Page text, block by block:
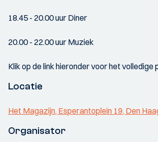
18.45 - 20.00 uur Diner
20.00 - 22.00 uur Muziek
Klik op de link hieronder voor het volledige
Locatie
Het Magazijn, Esperantoplein 19, Den
Organisator